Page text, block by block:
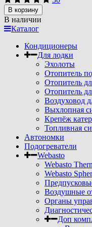
В корзину
В наличии
Каталог
Кондиционеры
Для лодки
Эхолоты
Отопитель
Отопитель
Отопитель
Воздуховод
Выхлопная
Крепёж
Топливная
Автономки
Подогреватели
Webasto
Webasto
Webasto
Воздушные
Органы
Доп